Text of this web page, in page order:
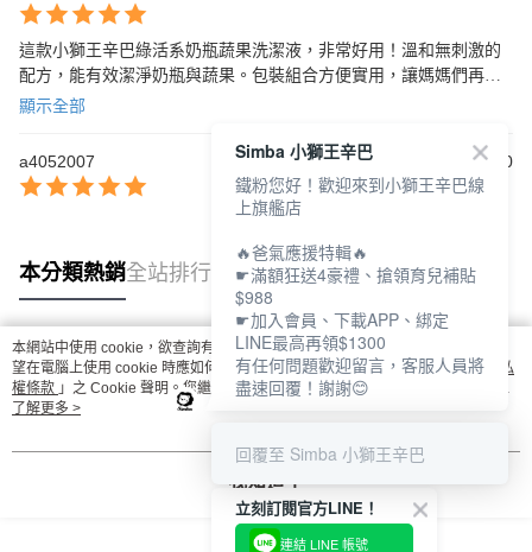
這款小獅王辛巴綠活系奶瓶蔬果洗潔液，非常好用！溫和無刺激的
配方，能有效潔淨奶瓶與蔬果。包裝組合方便實用，讓媽媽們再也
不用擔心洗潔液用完的煩惱。強烈推薦！
顯示全部
a4052007 2024/04/10
本分類熱銷全站排行
熱門標籤
本網站中使用 cookie，欲查詢有關本網站使用 cookie 方式之詳情，及若您不希
望在電腦上使用 cookie 時應如何變更電腦的 cookie 設定，請參閱本網站「
隱私
權條款 」之 Cookie 聲明。您繼續使用本網站即表示您同意本公司得按本網站使
用條款之 Cookie 聲明使用 cookie。
了解更多 >
我知道了
立刻訂閱官方LINE！
連結 LINE 帳號
Simba 小獅王辛巴
鐵粉您好！歡迎來到小獅王辛巴線
上旗艦店
🔥爸氣應援特輯🔥
☛滿額狂送4豪禮、搶領育兒補貼
$988
☛加入會員、下載APP、綁定
LINE最高再領$1300
有任何問題歡迎留言，客服人員將
盡速回覆！謝謝😊
回覆至 Simba 小獅王辛巴